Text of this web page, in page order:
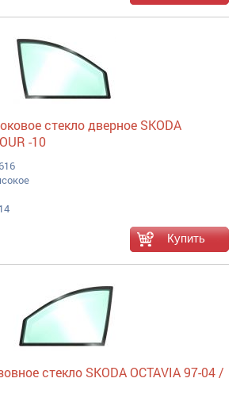
стекло дверное SKODA
-10
стекло SKODA OCTAVIA 97-04 /